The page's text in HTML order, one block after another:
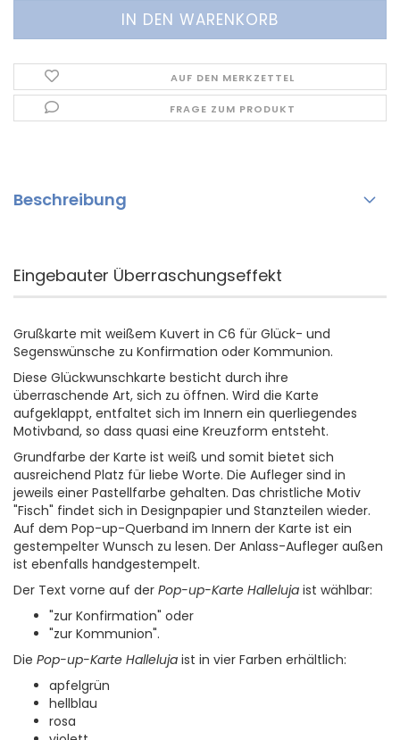
AUF DEN MERKZETTEL
FRAGE ZUM PRODUKT
Beschreibung
Eingebauter Überraschungseffekt
Grußkarte mit weißem Kuvert in C6 für Glück- und
Segenswünsche zu Konfirmation oder Kommunion.
Diese Glückwunschkarte besticht durch ihre
überraschende Art, sich zu öffnen. Wird die Karte
aufgeklappt, entfaltet sich im Innern ein querliegendes
Motivband, so dass quasi eine Kreuzform entsteht.
Grundfarbe der Karte ist weiß und somit bietet sich
ausreichend Platz für liebe Worte. Die Aufleger sind in
jeweils einer Pastellfarbe gehalten. Das christliche Motiv
"Fisch" findet sich in Designpapier und Stanzteilen wieder.
Auf dem Pop-up-Querband im Innern der Karte ist ein
gestempelter Wunsch zu lesen. Der Anlass-Aufleger außen
ist ebenfalls handgestempelt.
Der Text vorne auf der Pop-up-Karte Halleluja ist wählbar:
"zur Konfirmation" oder
"zur Kommunion".
Die Pop-up-Karte Halleluja ist in vier Farben erhältlich:
apfelgrün
hellblau
rosa